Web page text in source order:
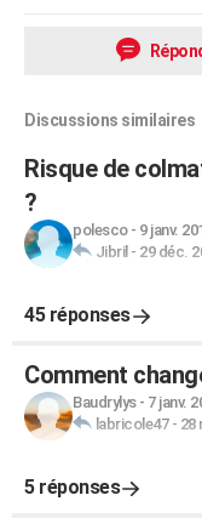
Discussions similaires
Risque de
?
polesco- 9 janv.
Jibril - 29 déc.
45 réponses
Comment
Baudrylys- 7 janv.
labricole47- 28
5 réponses